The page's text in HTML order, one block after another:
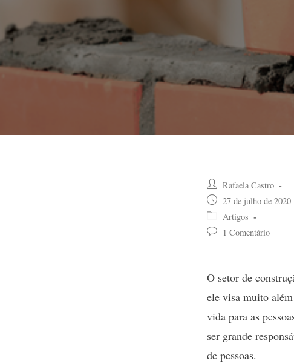
Post
author:
Rafaela Castro
Post
published:
27 de julho de 2020
Post
category:
Artigos
Post 1 Comentário
O setor de
ele visa muito
vida para as
ser grande
de pessoas.